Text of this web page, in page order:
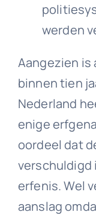
werden
Aangezien
binnen tien
Nederland
enige
oordeel dat
verschuldigd
erfenis. Wel
aanslag